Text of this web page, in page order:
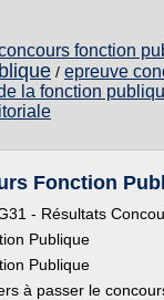
fonction
/ epreuve
la fonction
Fonction
- Résultats
Publique
Publique
à passer le